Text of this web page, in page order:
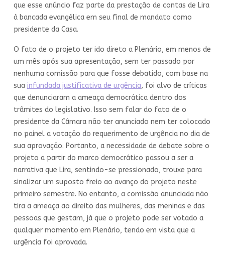
que esse anúncio faz parte da prestação de contas de Lira
à bancada evangélica em seu final de mandato como
presidente da Casa.
O fato de o projeto ter ido direto a Plenário, em menos de
um mês após sua apresentação, sem ter passado por
nenhuma comissão para que fosse debatido, com base na
sua infundada justificativa de urgência, foi alvo de críticas
que denunciaram a ameaça democrática dentro dos
trâmites do legislativo. Isso sem falar do fato de o
presidente da Câmara não ter anunciado nem ter colocado
no painel a votação do requerimento de urgência no dia de
sua aprovação. Portanto, a necessidade de debate sobre o
projeto a partir do marco democrático passou a ser a
narrativa que Lira, sentindo-se pressionado, trouxe para
sinalizar um suposto freio ao avanço do projeto neste
primeiro semestre. No entanto, a comissão anunciada não
tira a ameaça ao direito das mulheres, das meninas e das
pessoas que gestam, já que o projeto pode ser votado a
qualquer momento em Plenário, tendo em vista que a
urgência foi aprovada.